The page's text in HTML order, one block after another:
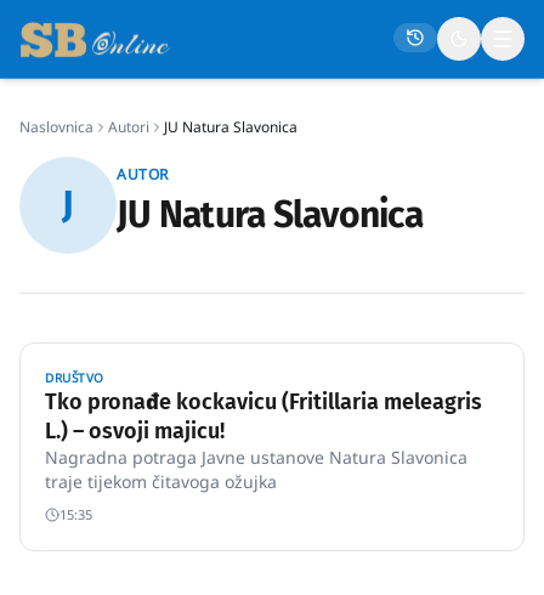
Naslovna
Društvo
Politika
Crna kronika
Sport
Kultura
Osmrtnice
Naslovnica Autori JU Natura Slavonica
J
AUTOR
JU Natura Slavonica
DRUŠTVO
Tko pronađe kockavicu (Fritillaria meleagris
L.) – osvoji majicu!
Nagradna potraga Javne ustanove Natura Slavonica
traje tijekom čitavoga ožujka
15:35